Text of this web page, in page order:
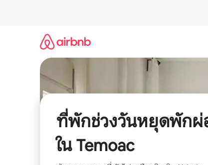
ที่พักช่วงวันหยุดพักผ่
ใน Temoac